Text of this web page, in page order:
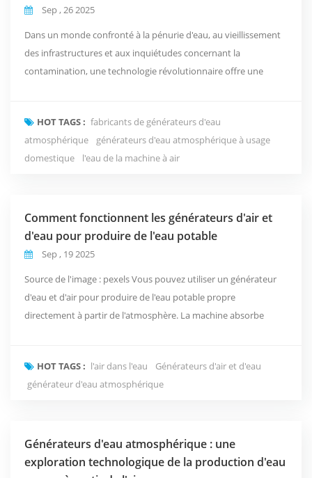
Sep , 26 2025
Dans un monde confronté à la pénurie d'eau, au vieillissement
des infrastructures et aux inquiétudes concernant la
contamination, une technologie révolutionnaire offre une
respirons. C'est la réalité. Générateurs d'eau atmosphérique
(AWG), une technologie prête à redéfinir n...
HOT TAGS : fabricants de générateurs d'eau
atmosphérique
générateurs d'eau atmosphérique à usage
domestique
l'eau de la machine à air
Comment fonctionnent les générateurs d'air et
d'eau pour produire de l'eau potable
Sep , 19 2025
Source de l'image : pexels Vous pouvez utiliser un générateur
d'eau et d'air pour produire de l'eau potable propre
directement à partir de l'atmosphère. La machine absorbe
minéralise ensuite l'eau avant de la stocker dans un réservoir
étanche. Cette technologie offre une...
HOT TAGS : l'air dans l'eau
Générateurs d'air et d'eau
générateur d'eau atmosphérique
Générateurs d'eau atmosphérique : une
exploration technologique de la production d'eau